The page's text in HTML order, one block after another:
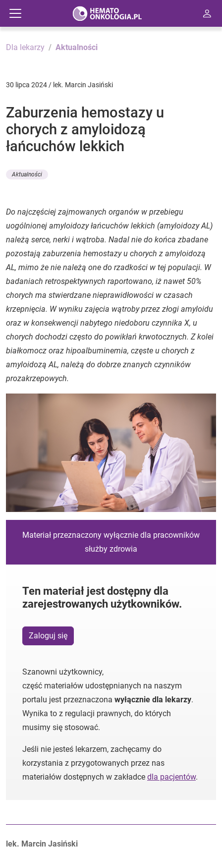
Dla lekarzy Aktualności
30 lipca 2024 / lek. Marcin Jasiński
Zaburzenia hemostazy u
chorych z amyloidozą
łańcuchów lekkich
Aktualności
Do najczęściej zajmowanych organów w przebiegu
uogólnionej amyloidozy łańcuchów lekkich (amyloidozy AL)
należą serce, nerki i wątroba. Nadal nie do końca zbadane
pozostają zaburzenia hemostazy u chorych z amyloidozą
AL, mimo że nie należą one do rzadkości w tej populacji. W
badaniach retrospektywnych raportowano, iż nawet 50%
chorych ma stwierdzane nieprawidłowości w czasach
krzepnięcia. W wyniku zajęcia wątroby przez złogi amyloidu
oraz w konsekwencji nabytego niedoboru czynnika X, u
chorych dochodzi często do powikłań krwotocznych. Z kolei
białkomocz oraz hipoalbuminemia, częste u chorych z
amyloidozą AL, należą do dobrze znanych czynników
prozakrzepowych.
Materiał przeznaczony wyłącznie dla pracowników
służby zdrowia
Ten materiał jest dostępny dla
zarejestrowanych użytkowników.
Zaloguj się
Szanowni użytkownicy,
część materiałów udostępnianych na naszym
portalu jest przeznaczona wyłącznie dla lekarzy.
Wynika to z regulacji prawnych, do których
musimy się stosować.
Jeśli nie jesteś lekarzem, zachęcamy do
korzystania z przygotowanych przez nas
materiałów dostępnych w zakładce dla pacjentów.
Autorzy:
lek. Marcin Jasiński